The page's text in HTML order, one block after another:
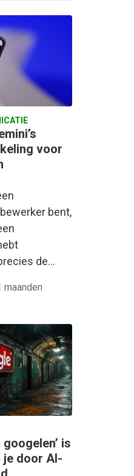
voor
bent,
de…
maanden
googelen’ is
je door AI-